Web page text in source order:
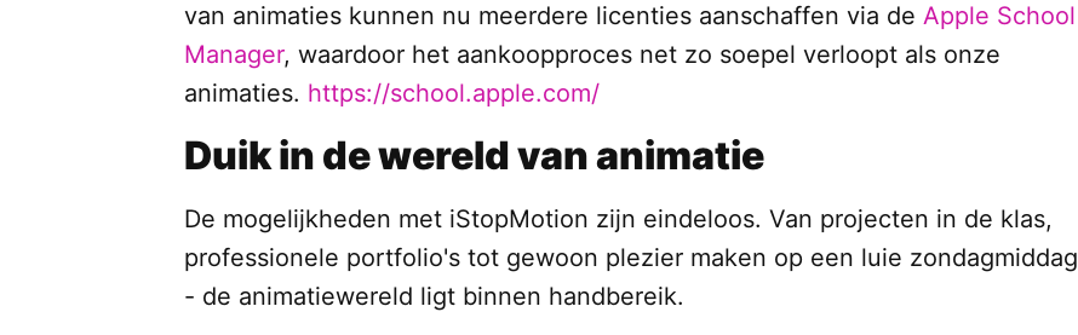
van animaties kunnen nu meerdere licenties aanschaffen via de Apple School
Manager, waardoor het aankoopproces net zo soepel verloopt als onze
animaties. https://school.apple.com/
Duik in de wereld van animatie
De mogelijkheden met iStopMotion zijn eindeloos. Van projecten in de klas,
professionele portfolio's tot gewoon plezier maken op een luie zondagmiddag
- de animatiewereld ligt binnen handbereik.